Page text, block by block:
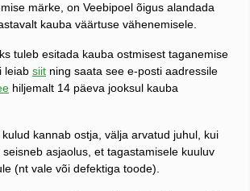
märke, on Veebipoel õigus alandada
kauba väärtuse vähenemisele.
tuleb esitada kauba ostmisest taganemise
leiab siit ning saata see e-posti aadressile
hiljemalt 14 päeva jooksul kauba
kannab ostja, välja arvatud juhul, kui
asjaolus, et tagastamisele kuuluv
(nt vale või defektiga toode).